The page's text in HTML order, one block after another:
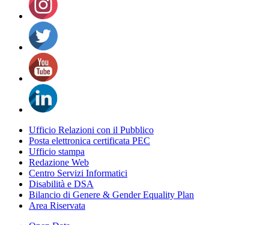
Ufficio Relazioni con il Pubblico
Posta elettronica certificata PEC
Ufficio stampa
Redazione Web
Centro Servizi Informatici
Disabilità e DSA
Bilancio di Genere & Gender Equality Plan
Area Riservata